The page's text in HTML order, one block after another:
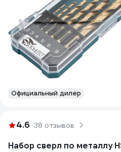
Официальный дилер
4.6 38 отзывов
Набор сверл по металлу